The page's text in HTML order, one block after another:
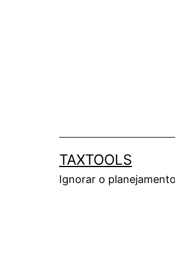
TAXTOOLS
Ignorar o